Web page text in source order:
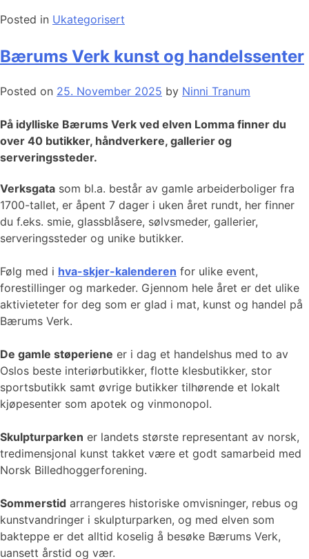
Posted in Ukategorisert
Bærums Verk kunst og handelssenter
Posted on 25. November 2025 by Ninni Tranum
På idylliske Bærums Verk ved elven Lomma finner du
over 40 butikker, håndverkere, gallerier og
serveringssteder.
Verksgata som bl.a. består av gamle arbeiderboliger fra
1700-tallet, er åpent 7 dager i uken året rundt, her finner
du f.eks. smie, glassblåsere, sølvsmeder, gallerier,
serveringssteder og unike butikker.
Følg med i hva-skjer-kalenderen for ulike event,
forestillinger og markeder. Gjennom hele året er det ulike
aktivieteter for deg som er glad i mat, kunst og handel på
Bærums Verk.
De gamle støperiene er i dag et handelshus med to av
Oslos beste interiørbutikker, flotte klesbutikker, stor
sportsbutikk samt øvrige butikker tilhørende et lokalt
kjøpesenter som apotek og vinmonopol.
Skulpturparken er landets største representant av norsk,
tredimensjonal kunst takket være et godt samarbeid med
Norsk Billedhoggerforening.
Sommerstid arrangeres historiske omvisninger, rebus og
kunstvandringer i skulpturparken, og med elven som
bakteppe er det alltid koselig å besøke Bærums Verk,
uansett årstid og vær.